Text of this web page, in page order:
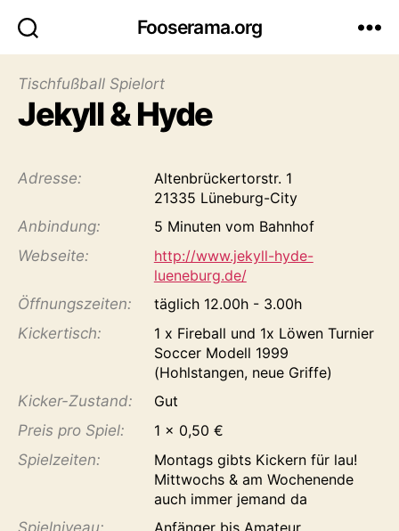
Fooserama.org
Tischfußball Spielort
Jekyll & Hyde
Adresse:
Altenbrückertorstr. 1
21335 Lüneburg-City
Anbindung:
5 Minuten vom Bahnhof
Webseite:
http://www.jekyll-hyde-
lueneburg.de/
Öffnungs­zeiten:
täglich 12.00h - 3.00h
Kicker­tisch:
1 x Fireball und 1x Löwen Turnier
Soccer Modell 1999
(Hohlstangen, neue Griffe)
Kicker-Zustand:
Gut
Preis pro Spiel:
1 x 0,50 €
Spiel­zeiten:
Montags gibts Kickern für lau!
Mittwochs & am Wochenende
auch immer jemand da
Spiel­niveau:
Anfänger bis Amateur